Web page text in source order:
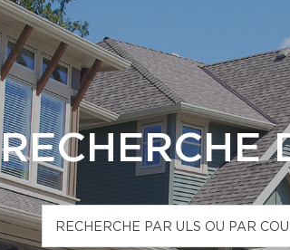
RECHERCHE